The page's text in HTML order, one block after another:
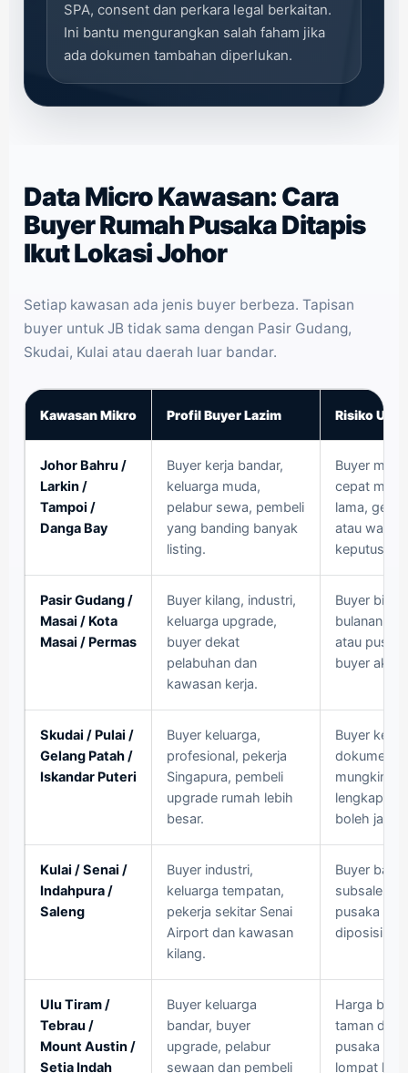
SPA, consent dan perkara legal berkaitan.
Ini bantu mengurangkan salah faham jika
ada dokumen tambahan diperlukan.
Data Micro Kawasan: Cara
Buyer Rumah Pusaka Ditapis
Ikut Lokasi Johor
Setiap kawasan ada jenis buyer berbeza. Tapisan
buyer untuk JB tidak sama dengan Pasir Gudang,
Skudai, Kulai atau daerah luar bandar.
Kawasan Mikro Profil Buyer Lazim Risiko
Johor Bahru /
Larkin /
Tampoi /
Danga Bay
Buyer kerja bandar,
keluarga muda,
pelabur sewa, pembeli
yang banding banyak
listing.
Buyer
cepat
lama,
atau waris
keputusan.
Pasir Gudang /
Masai / Kota
Masai / Permas
Buyer kilang, industri,
keluarga upgrade,
buyer dekat
pelabuhan dan
kawasan kerja.
Buyer
bulanan.
atau
buyer akan
Skudai / Pulai /
Gelang Patah /
Iskandar Puteri
Buyer keluarga,
profesional, pekerja
Singapura, pembeli
upgrade rumah lebih
besar.
Buyer kerja
dokumen
mungkin
lengkap
boleh jadi
Kulai / Senai /
Indahpura /
Saleng
Buyer industri,
keluarga tempatan,
pekerja sekitar Senai
Airport dan kawasan
kilang.
Buyer
subsale
pusaka
diposisikan
Ulu Tiram /
Tebrau /
Mount Austin /
Setia Indah
Buyer keluarga
bandar, buyer
upgrade, pelabur
sewaan dan pembeli
Harga
taman dan
pusaka
lompat ke